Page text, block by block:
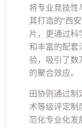
将专业竞技性
其打造的“西
片，更通过科
和丰富的配套
验，吸引了数
的聚合效应。
田协则通过
术等级评定制
范化专业化发